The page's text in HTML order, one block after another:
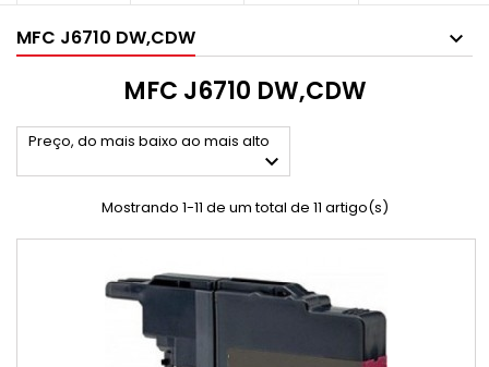
MFC J6710 DW,CDW
MFC J6710 DW,CDW
Preço, do mais baixo ao mais alto

Mostrando 1-11 de um total de 11 artigo(s)